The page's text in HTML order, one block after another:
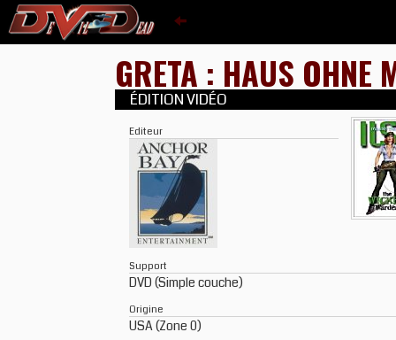
GRETA : HAUS OHNE
ÉDITION VIDÉO
Editeur
Support
DVD (Simple couche)
Origine
USA (Zone 0)